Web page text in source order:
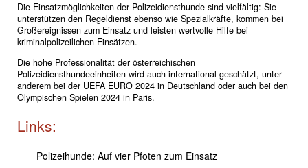
Die Einsatzmöglichkeiten der Polizeidiensthunde sind vielfältig: Sie
unterstützen den Regeldienst ebenso wie Spezialkräfte, kommen bei
Großereignissen zum Einsatz und leisten wertvolle Hilfe bei
kriminalpolizeilichen Einsätzen.
Die hohe Professionalität der österreichischen
Polizeidiensthundeeinheiten wird auch international geschätzt, unter
anderem bei der UEFA EURO 2024 in Deutschland oder auch bei den
Olympischen Spielen 2024 in Paris.
Links:
Polizeihunde: Auf vier Pfoten zum Einsatz